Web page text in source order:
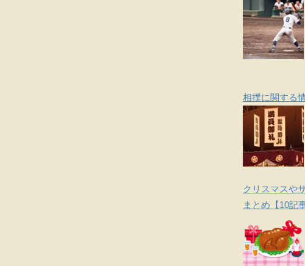
相撲に関する
クリスマスや
まとめ【10記事